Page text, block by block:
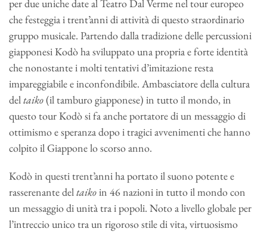
per due uniche date al Teatro Dal Verme nel tour europeo
che festeggia i trent’anni di attività di questo straordinario
gruppo musicale. Partendo dalla tradizione delle percussioni
giapponesi Kodò ha sviluppato una propria e forte identità
che nonostante i molti tentativi d’imitazione resta
impareggiabile e inconfondibile. Ambasciatore della cultura
deltaiko(il tamburo giapponese) in tutto il mondo, in
questo tour Kodò si fa anche portatore di un messaggio di
ottimismo e speranza dopo i tragici avvenimenti che hanno
colpito il Giappone lo scorso anno.
Kodò in questi trent’anni ha portato il suono potente e
rasserenante deltaikoin 46 nazioni in tutto il mondo con
un messaggio di unità tra i popoli. Noto a livello globale per
l’intreccio unico tra un rigoroso stile di vita, virtuosismo